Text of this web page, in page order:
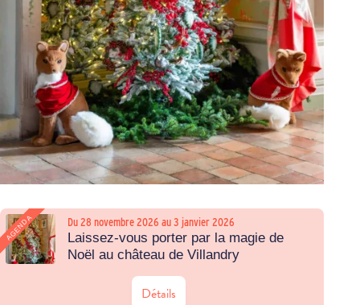
AGENDA Du 28 novembre 2026 au 3 janvier 2026
Laissez-vous porter par la magie de
Noël au château de Villandry
Détails